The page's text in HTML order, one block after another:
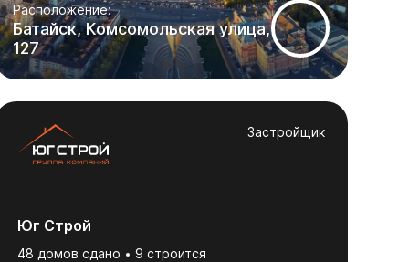
Расположение:
Батайск, Комсомольская улица,
127
Застройщик
Юг Строй
48 домов сдано 9 строится